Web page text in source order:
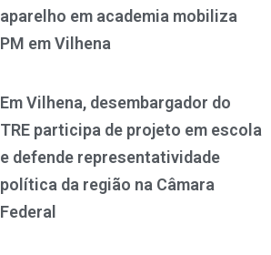
aparelho em academia mobiliza
PM em Vilhena
Em Vilhena, desembargador do
TRE participa de projeto em escola
e defende representatividade
política da região na Câmara
Federal